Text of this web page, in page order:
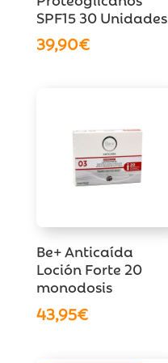
SPF15 30 Unidades
39,90€
Be+ Anticaída
Loción Forte 20
monodosis
43,95€